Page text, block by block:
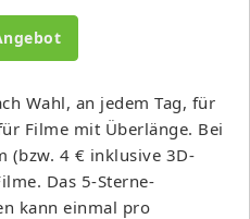
Wahl, an jedem Tag, für
Filme mit Überlänge. Bei
(bzw. 4 € inklusive 3D-
Das 5-Sterne-
kann einmal pro